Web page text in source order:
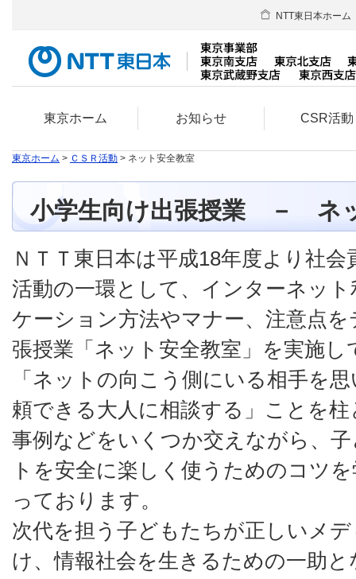
東京ホーム お知らせ CSR活動
NTT東日本ホーム
東京ホーム > ＣＳＲ活動 > ネット安全教室
小学生向け出張授業 － ネ
ＮＴＴ東日本は平成18年度より社
活動の一環として、インターネッ
ケーション方法やマナー、注意点
張授業「ネット安全教室」を実施し
「ネットの向こう側にいる相手を
頼できる大人に相談する」ことを
事例などをいくつか交えながら、
トを安全に楽しく使うためのコツ
っております。
次代を担う子どもたちが正しいメ
け、情報社会を生きるための一助